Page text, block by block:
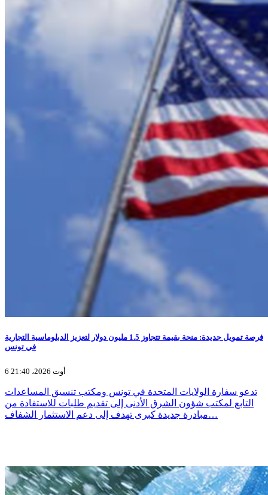
فرصة تمويل جديدة: منحة بقيمة تتجاوز 1.5 مليون دولار لتعزيز الدبلوماسية التجارية
في تونس
6 أوت 2026، 21:40
تدعو سفارة الولايات المتحدة في تونس ومكتب تنسيق المساعدات
التابع لمكتب شؤون الشرق الأدنى إلى تقديم طلبات للاستفادة من
مبادرة جديدة كبرى تهدف إلى دعم الاستثمار الشفاف…